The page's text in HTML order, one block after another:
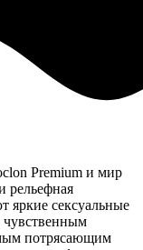
Premium и мир
рельефная
яркие сексуальные
чувственным
потрясающим